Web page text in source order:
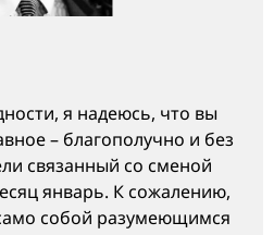
я надеюсь, что вы
– благополучно и без
связанный со сменой
январь. К сожалению,
собой разумеющимся